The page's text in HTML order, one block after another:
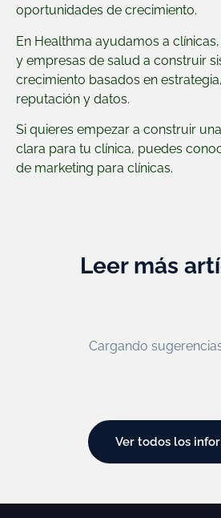
oportunidades de crecimiento.
En Healthma ayudamos a
y empresas de salud a construir
crecimiento basados en
reputación y datos.
Si quieres empezar a construir
clara para tu clínica, puedes
de marketing para clínicas.
Leer más
Cargando
Ver todos los